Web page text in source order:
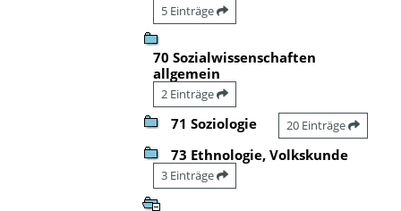
5 Einträge
70 Sozialwissenschaften
allgemein
2 Einträge
71 Soziologie 20 Einträge
73 Ethnologie, Volkskunde
3 Einträge